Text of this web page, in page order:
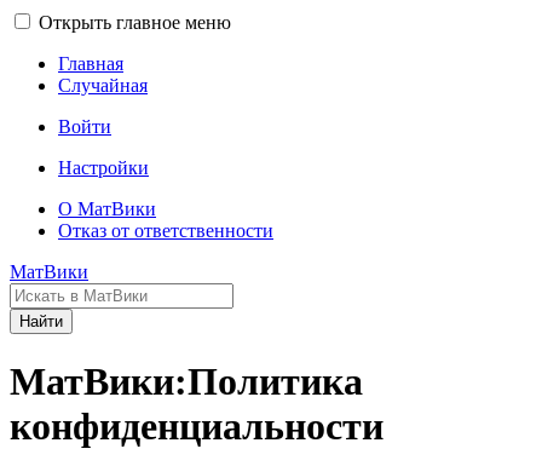
Открыть главное меню
Главная
Случайная
Войти
Настройки
О МатВики
Отказ от ответственности
МатВики
Найти
МатВики:Политика
конфиденциальности